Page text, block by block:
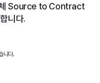
체 Source to Contract
니다.
니다.